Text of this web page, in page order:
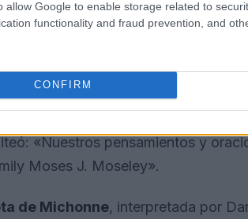
allow Google to enable storage related to
functionality and fraud prevention, and
CONFIRM
«Nuestros pensamientos y
Moses J. Moseley».
de Michonne, interpretada por